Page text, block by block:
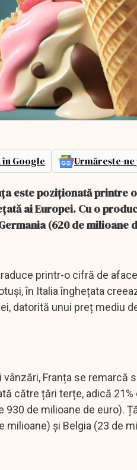
Google Urmărește-ne
este poziționată
ai Europei. Cu o
(620 de
printr-o cifră de
în Italia înghețata
datorită unui preț mediu
Franța se remarcă
către țări terțe, adică
930 de milioane de euro).
milioane) și Belgia (23 de